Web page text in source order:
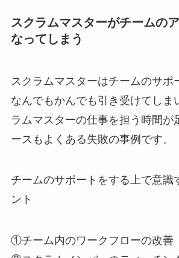
スクラムマスターがチームの
なってしまう
スクラムマスターはチームのサポ
なんでもかんでも引き受けてしま
ラムマスターの仕事を担う時間が
ースもよくある失敗の事例です。
チームのサポートをする上で意識
ント
①チーム内のワークフローの改善